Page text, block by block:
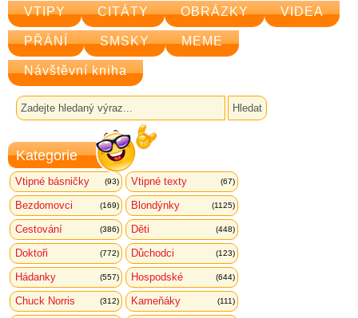
VTIPY CITÁTY OBRÁZKY VIDEA
PŘÁNÍ SMSKY MEME
Návštěvní kniha
Kategorie
Vtipné básničky (93) Vtipné texty (67)
Bezdomovci (169) Blondýnky (1125)
Cestování (386) Děti (448)
Doktoři (772) Důchodci (123)
Hádanky (557) Hospodské (644)
Chuck Norris (312) Kameňáky (111)